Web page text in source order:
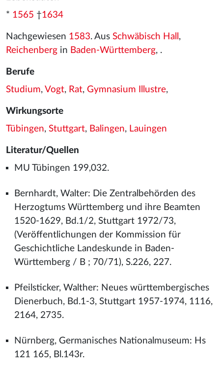
* 1565 †1634
Nachgewiesen 1583. Aus Schwäbisch Hall ,
Reichenberg in Baden-Württemberg, .
Berufe
Studium, Vogt, Rat, Gymnasium Illustre,
Wirkungsorte
Tübingen, Stuttgart, Balingen, Lauingen
Literatur/Quellen
MU Tübingen 199,032.
Bernhardt, Walter: Die Zentralbehörden des
Herzogtums Württemberg und ihre Beamten
1520-1629, Bd.1/2, Stuttgart 1972/73,
(Veröffentlichungen der Kommission für
Geschichtliche Landeskunde in Baden-
Württemberg / B ; 70/71), S.226, 227.
Pfeilsticker, Walther: Neues württembergisches
Dienerbuch, Bd.1-3, Stuttgart 1957-1974, 1116,
2164, 2735.
Nürnberg, Germanisches Nationalmuseum: Hs
121 165, Bl.143r.